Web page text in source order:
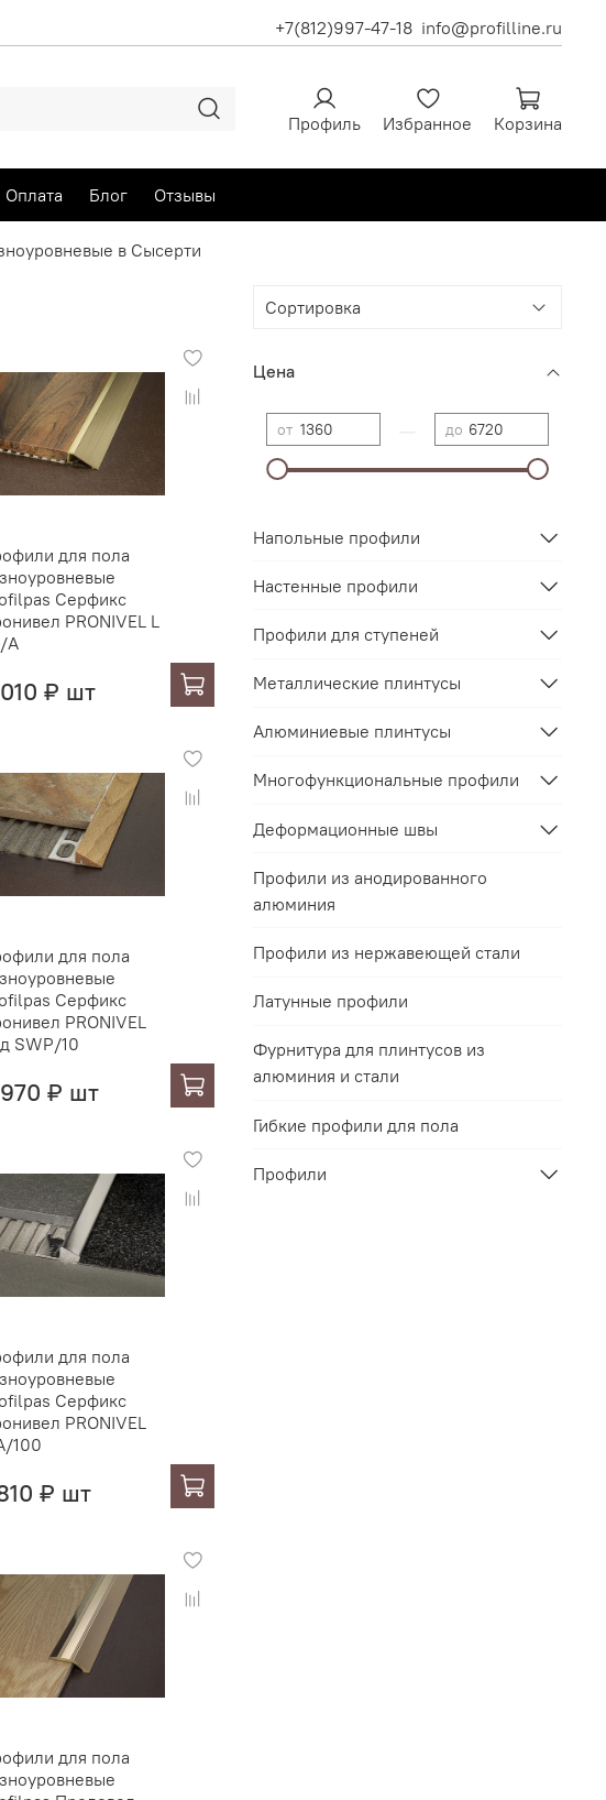
+7(812)997-47-18 info@profilline.ru
Профиль Избранное Корзина
Оплата Блог Отзывы
в Сысерти
для пола
Серфикс
PRONIVEL L
A
₽ шт
для пола
Серфикс
PRONIVEL
SWP/10
₽ шт
для пола
Серфикс
PRONIVEL
100
₽ шт
для пола
Цена
от до
Напольные профили
Настенные профили
Профили для ступеней
Металлические плинтусы
Алюминиевые плинтусы
Многофункциональные профили
Деформационные швы
Профили из анодированного
алюминия
Профили из нержавеющей стали
Латунные профили
Фурнитура для плинтусов из
алюминия и стали
Гибкие профили для пола
Профили